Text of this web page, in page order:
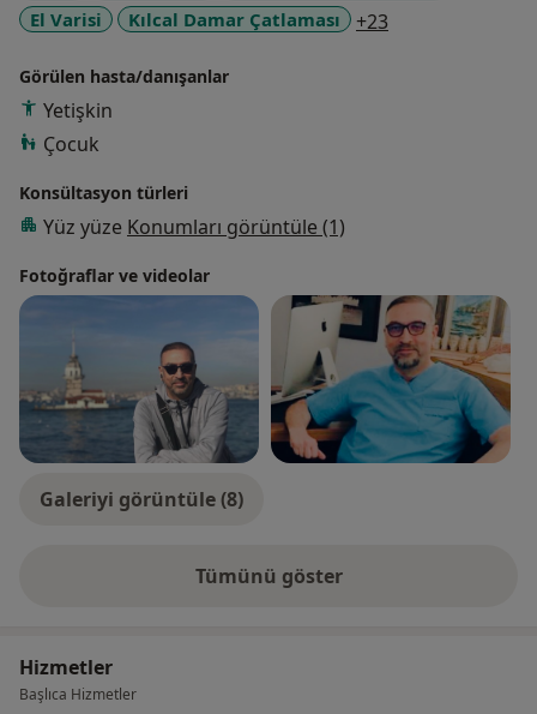
El Varisi
Kılcal Damar Çatlaması +23
Görülen hasta/danışanlar
Yetişkin
Çocuk
Konsültasyon türleri
Yüz yüze Konumları görüntüle (1)
Fotoğraflar ve videolar
Galeriyi görüntüle (8)
Tümünü gösterdeneyim hakkında
Hizmetler
Başlıca Hizmetler